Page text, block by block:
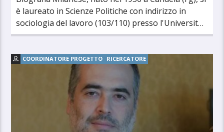
è laureato in Scienze Politiche con indirizzo in
sociologia del lavoro (103/110) presso l'Università
degli studi di Milano. [...]
COORDINATORE PROGETTO RICERCATORE